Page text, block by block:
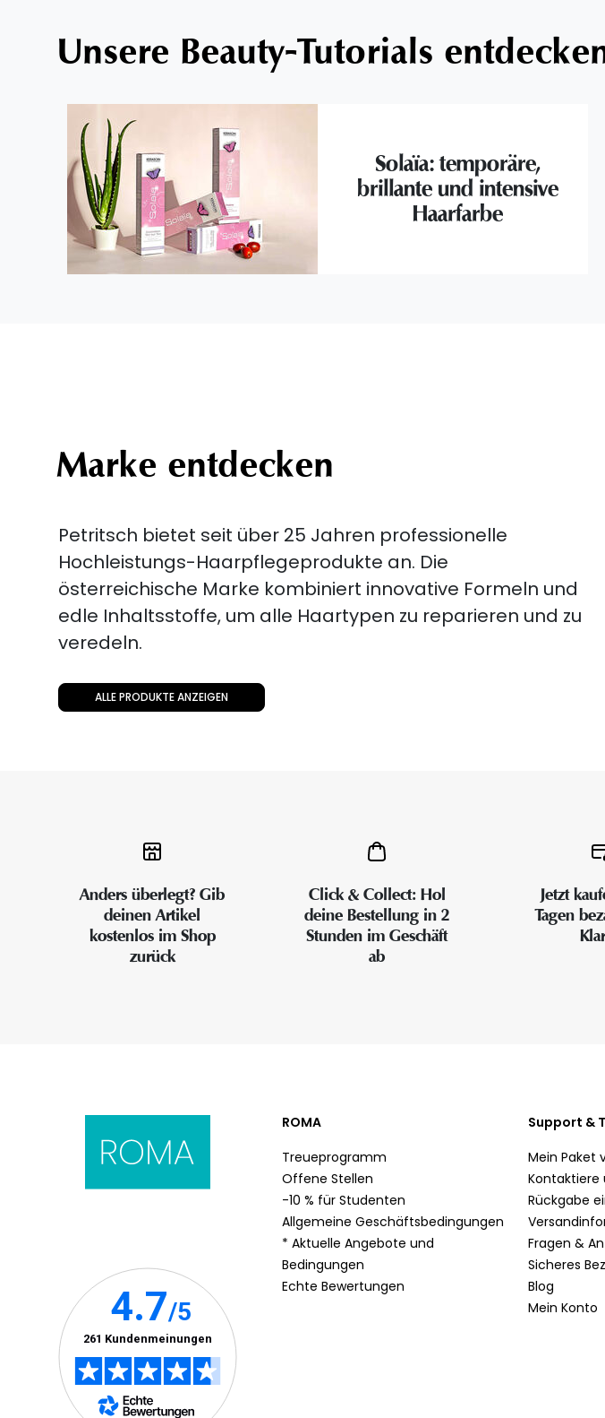
Unsere Beauty-Tutorials
Solaïa: temporäre,
brillante und intensive
Haarfarbe
Marke entdecken
Petritsch bietet seit über 25 Jahren professionelle
Hochleistungs-Haarpflegeprodukte an. Die
österreichische Marke kombiniert innovative Formeln und
edle Inhaltsstoffe, um alle Haartypen zu reparieren und zu
veredeln.
ALLE PRODUKTE ANZEIGEN
Anders überlegt? Gib
deinen Artikel
kostenlos im Shop
zurück
Click & Collect: Hol
deine Bestellung in 2
Stunden im Geschäft
ab
Jetzt
Tagen
ROMA
Treueprogramm
Offene Stellen
-10 % für Studenten
Allgemeine Geschäftsbedingungen
* Aktuelle Angebote und
Bedingungen
Echte Bewertungen
Support &
Mein Paket
Kontaktiere
Rückgabe
Fragen &
Sicheres
Blog
Mein Konto